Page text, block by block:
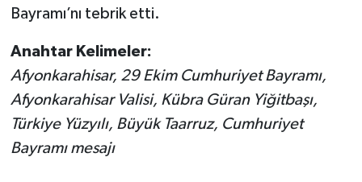
Bayramı’nı tebrik etti.
Anahtar Kelimeler:
Afyonkarahisar, 29 Ekim Cumhuriyet Bayramı,
Afyonkarahisar Valisi, Kübra Güran Yiğitbaşı,
Türkiye Yüzyılı, Büyük Taarruz, Cumhuriyet
Bayramı mesajı